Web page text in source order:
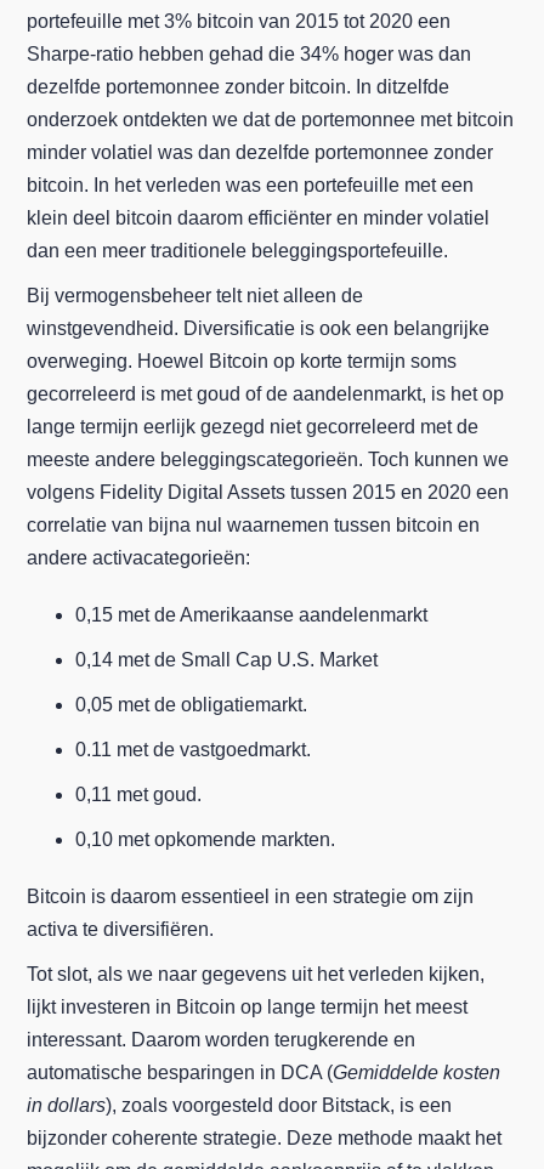
portefeuille met 3% bitcoin van 2015 tot 2020 een
Sharpe-ratio hebben gehad die 34% hoger was dan
dezelfde portemonnee zonder bitcoin. In ditzelfde
onderzoek ontdekten we dat de portemonnee met bitcoin
minder volatiel was dan dezelfde portemonnee zonder
bitcoin. In het verleden was een portefeuille met een
klein deel bitcoin daarom efficiënter en minder volatiel
dan een meer traditionele beleggingsportefeuille.
Bij vermogensbeheer telt niet alleen de
winstgevendheid. Diversificatie is ook een belangrijke
overweging. Hoewel Bitcoin op korte termijn soms
gecorreleerd is met goud of de aandelenmarkt, is het op
lange termijn eerlijk gezegd niet gecorreleerd met de
meeste andere beleggingscategorieën. Toch kunnen we
volgens Fidelity Digital Assets tussen 2015 en 2020 een
correlatie van bijna nul waarnemen tussen bitcoin en
andere activacategorieën:
0,15 met de Amerikaanse aandelenmarkt
0,14 met de Small Cap U.S. Market
0,05 met de obligatiemarkt.
0.11 met de vastgoedmarkt.
0,11 met goud.
0,10 met opkomende markten.
Bitcoin is daarom essentieel in een strategie om zijn
activa te diversifiëren.
Tot slot, als we naar gegevens uit het verleden kijken,
lijkt investeren in Bitcoin op lange termijn het meest
interessant. Daarom worden terugkerende en
automatische besparingen in DCA (Gemiddelde kosten
in dollars), zoals voorgesteld door Bitstack, is een
bijzonder coherente strategie. Deze methode maakt het